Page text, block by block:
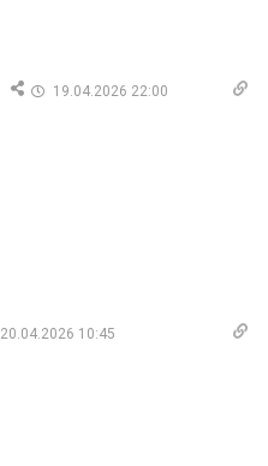
19.04.2026 22:00
20.04.2026 10:45